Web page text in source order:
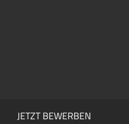
JETZT BEWERBEN